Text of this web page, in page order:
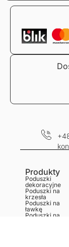
Produkty
Poduszki
dekoracyjne
Poduszki na
krzesła
Poduszki na
ławkę
Poduszki na